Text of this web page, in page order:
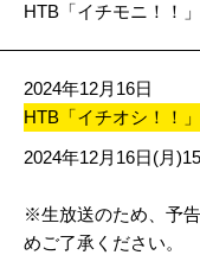
HTB「イチモニ！！
2024年12月16日
HTB「イチオシ！！
2024年12月16日(月
※生放送のため、予
めご了承ください。